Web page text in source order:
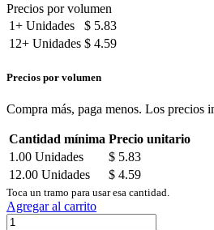
Precios por volumen
1+ Unidades $ 5.83
12+ Unidades $ 4.59
Precios por volumen
Compra más, paga menos. Los precios
Cantidad mínima Precio unitario
1.00 Unidades $ 5.83
12.00 Unidades $ 4.59
Toca un tramo para usar esa cantidad.
Agregar al carrito